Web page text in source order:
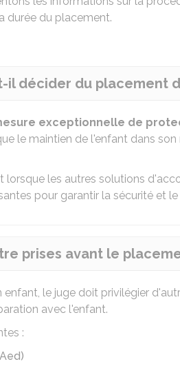
durée du placement.
il décider du placement
exceptionnelle de
le maintien de l'enfant dans
lorsque les autres solutions
pour garantir la sécurité et
prises avant le
le juge doit privilégier
avec l'enfant.
: